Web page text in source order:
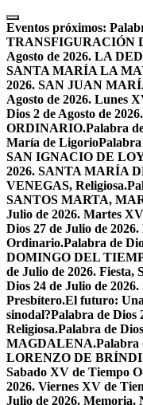
Skip
to
content
Eventos próximos:
TRANSFIGURACIÓN
Agosto de 2026. LA
SANTA MARÍA LA
2026. SAN JUAN
Agosto de 2026. Lunes
Dios 2 de Agosto de
ORDINARIO.Palabra
María de LigorioPalabra
SAN IGNACIO DE
2026. SANTA MARÍA
VENEGAS, Religiosa.
SANTOS MARTA,
Julio de 2026. Martes
Dios 27 de Julio de
Ordinario.Palabra de
DOMINGO DEL
de Julio de 2026.
Dios 24 de Julio de
Presbítero.El futuro:
sinodal?Palabra de Dios
Religiosa.Palabra de
MAGDALENA.Palabra
LORENZO DE
Sabado XV de Tiempo
2026. Viernes XV de
Julio de 2026.